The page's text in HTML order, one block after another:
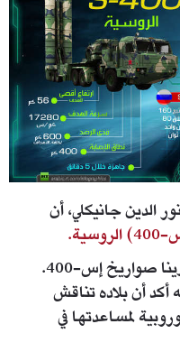
الدين جانيكلي، أن
وقال جانيكلي: "الأمر انتهى.. اشترينا صواريخ إس-400.
أن بلاده تناقش
لمساعدتها في